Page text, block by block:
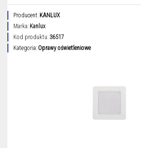
Producent: KANLUX
Marka: Kanlux
Kod produktu: 36517
Kategoria: Oprawy oświetleniowe